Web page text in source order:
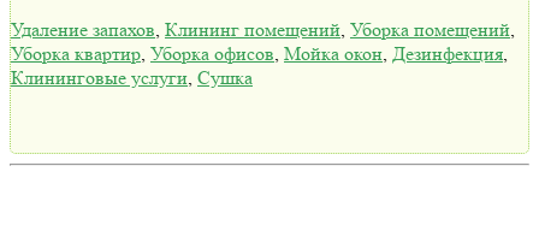
Удаление запахов, Клининг помещений, Уборка помещений,
Уборка квартир, Уборка офисов, Мойка окон, Дезинфекция,
Клининговые услуги, Сушка